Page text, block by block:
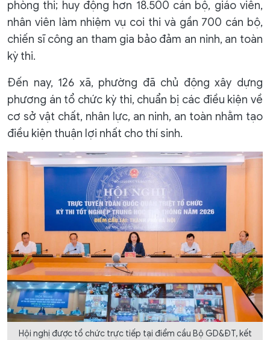
phòng thi; huy động hơn 18.500 cán bộ, giáo viên,
nhân viên làm nhiệm vụ coi thi và gần 700 cán bộ,
chiến sĩ công an tham gia bảo đảm an ninh, an toàn
kỳ thi.
Đến nay, 126 xã, phường đã chủ động xây dựng
phương án tổ chức kỳ thi, chuẩn bị các điều kiện về
cơ sở vật chất, nhân lực, an ninh, an toàn nhằm tạo
điều kiện thuận lợi nhất cho thí sinh.
Hội nghị được tổ chức trực tiếp tại điểm cầu Bộ GD&ĐT, kết